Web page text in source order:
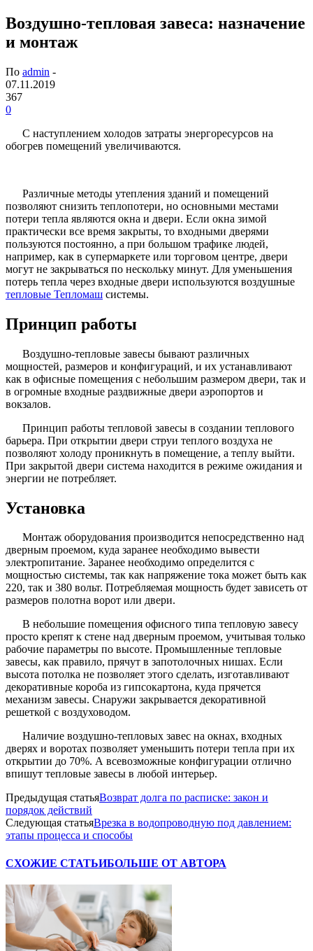
Воздушно-тепловая завеса: назначение
и монтаж
По admin -
07.11.2019
367
0
С наступлением холодов затраты энергоресурсов на
обогрев помещений увеличиваются.
Различные методы утепления зданий и помещений
позволяют снизить теплопотери, но основными местами
потери тепла являются окна и двери. Если окна зимой
практически все время закрыты, то входными дверями
пользуются постоянно, а при большом трафике людей,
например, как в супермаркете или торговом центре, двери
могут не закрываться по нескольку минут. Для уменьшения
потерь тепла через входные двери используются воздушные
тепловые Тепломаш системы.
Принцип работы
Воздушно-тепловые завесы бывают различных
мощностей, размеров и конфигураций, и их устанавливают
как в офисные помещения с небольшим размером двери, так и
в огромные входные раздвижные двери аэропортов и
вокзалов.
Принцип работы тепловой завесы в создании теплового
барьера. При открытии двери струи теплого воздуха не
позволяют холоду проникнуть в помещение, а теплу выйти.
При закрытой двери система находится в режиме ожидания и
энергии не потребляет.
Установка
Монтаж оборудования производится непосредственно над
дверным проемом, куда заранее необходимо вывести
электропитание. Заранее необходимо определится с
мощностью системы, так как напряжение тока может быть как
220, так и 380 вольт. Потребляемая мощность будет зависеть от
размеров полотна ворот или двери.
В небольшие помещения офисного типа тепловую завесу
просто крепят к стене над дверным проемом, учитывая только
рабочие параметры по высоте. Промышленные тепловые
завесы, как правило, прячут в запотолочных нишах. Если
высота потолка не позволяет этого сделать, изготавливают
декоративные короба из гипсокартона, куда прячется
механизм завесы. Снаружи закрывается декоративной
решеткой с воздуховодом.
Наличие воздушно-тепловых завес на окнах, входных
дверях и воротах позволяет уменьшить потери тепла при их
открытии до 70%. А всевозможные конфигурации отлично
впишут тепловые завесы в любой интерьер.
Предыдущая статьяВозврат долга по расписке: закон и
порядок действий
Следующая статьяВрезка в водопроводную под давлением:
этапы процесса и способы
СХОЖИЕ СТАТЬИБОЛЬШЕ ОТ АВТОРА